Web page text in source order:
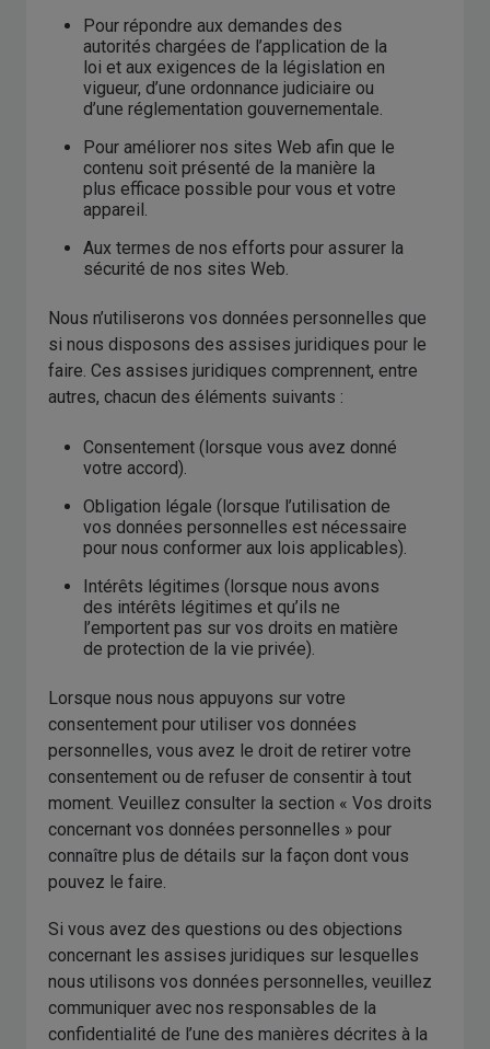
Pour répondre aux demandes des
autorités chargées de l’application de la
loi et aux exigences de la législation en
vigueur, d’une ordonnance judiciaire ou
d’une réglementation gouvernementale.
Pour améliorer nos sites Web afin que le
contenu soit présenté de la manière la
plus efficace possible pour vous et votre
appareil.
Aux termes de nos efforts pour assurer la
sécurité de nos sites Web.
Nous n’utiliserons vos données personnelles que
si nous disposons des assises juridiques pour le
faire. Ces assises juridiques comprennent, entre
autres, chacun des éléments suivants :
Consentement (lorsque vous avez donné
votre accord).
Obligation légale (lorsque l’utilisation de
vos données personnelles est nécessaire
pour nous conformer aux lois applicables).
Intérêts légitimes (lorsque nous avons
des intérêts légitimes et qu’ils ne
l’emportent pas sur vos droits en matière
de protection de la vie privée).
Lorsque nous nous appuyons sur votre
consentement pour utiliser vos données
personnelles, vous avez le droit de retirer votre
consentement ou de refuser de consentir à tout
moment. Veuillez consulter la section « Vos droits
concernant vos données personnelles » pour
connaître plus de détails sur la façon dont vous
pouvez le faire.
Si vous avez des questions ou des objections
concernant les assises juridiques sur lesquelles
nous utilisons vos données personnelles, veuillez
communiquer avec nos responsables de la
confidentialité de l’une des manières décrites à la